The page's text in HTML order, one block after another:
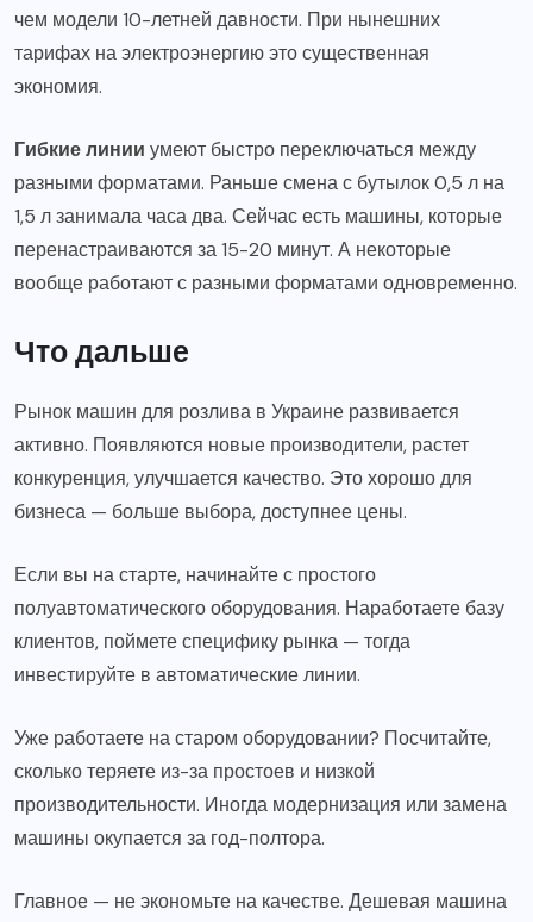
чем модели 10-летней давности. При нынешних
тарифах на электроэнергию это существенная
экономия.
Гибкие линии умеют быстро переключаться между
разными форматами. Раньше смена с бутылок 0,5 л на
1,5 л занимала часа два. Сейчас есть машины, которые
перенастраиваются за 15-20 минут. А некоторые
вообще работают с разными форматами одновременно.
Что дальше
Рынок машин для розлива в Украине развивается
активно. Появляются новые производители, растет
конкуренция, улучшается качество. Это хорошо для
бизнеса — больше выбора, доступнее цены.
Если вы на старте, начинайте с простого
полуавтоматического оборудования. Наработаете базу
клиентов, поймете специфику рынка — тогда
инвестируйте в автоматические линии.
Уже работаете на старом оборудовании? Посчитайте,
сколько теряете из-за простоев и низкой
производительности. Иногда модернизация или замена
машины окупается за год-полтора.
Главное — не экономьте на качестве. Дешевая машина